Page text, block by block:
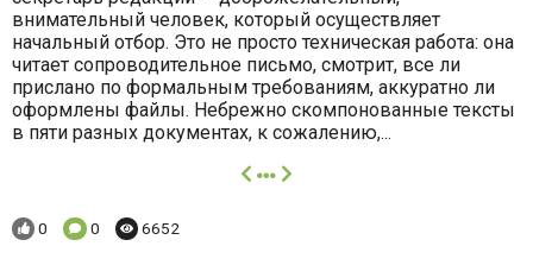
внимательный человек, который осуществляет
начальный отбор. Это не просто техническая работа: она
читает сопроводительное письмо, смотрит, все ли
прислано по формальным требованиям, аккуратно ли
оформлены файлы. Небрежно скомпонованные тексты
в пяти разных документах, к сожалению,...
далее
Понравилось:
0 Комментариев:
0 Просмотров:
6652